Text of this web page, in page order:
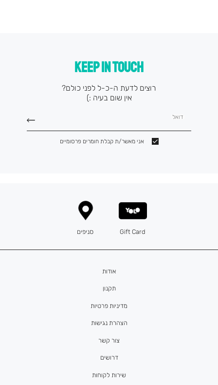
KEEP IN TOUCH
רוצים לדעת ה-כ-ל לפני כולם?
אין שום בעיה :)
דואל
אני מאשר/ת קבלת חומרים פרסומיים
אודות
תקנון
מדיניות פרטיות
הצהרת נגישות
צור קשר
דרושים
Gift Card סניפים
שירות לקוחות